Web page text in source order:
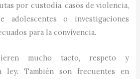
por custodia, casos de violencia,
adolescentes o investigaciones
para la convivencia.
mucho tacto, respeto y
ley. También son frecuentes en